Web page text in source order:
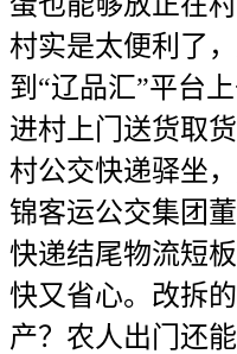
村实是太便利了
到“辽品汇”平台
进村上门送货取
村公交快递驿坐
锦客运公交集团
快递结尾物流短
快又省心。改拆
产？农人出门还